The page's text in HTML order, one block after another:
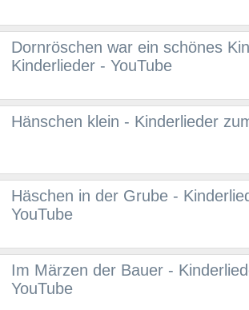
Dornröschen war ein schönes
Kinderlieder - YouTube
Hänschen klein - Kinderlieder
Häschen in der Grube -
YouTube
Im Märzen der Bauer -
YouTube